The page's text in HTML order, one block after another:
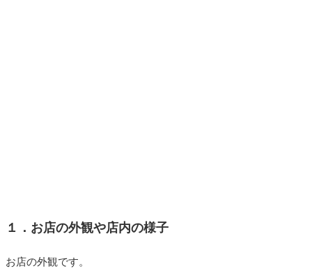
１．お店の外観や店内の様子
お店の外観です。